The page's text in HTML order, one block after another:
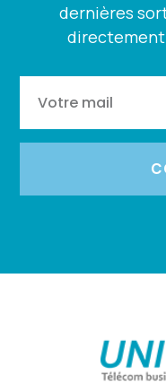
dernières
directement